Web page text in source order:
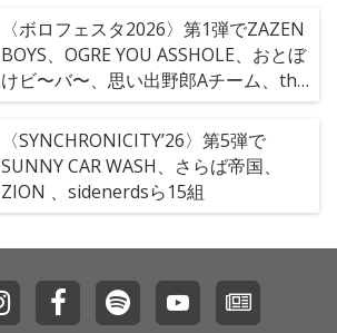
〈ボロフェスタ2026〉第1弾でZAZEN
BOYS、OGRE YOU ASSHOLE、おとぼ
けビ〜バ〜、思い出野郎Aチーム、the
bercedes menz、奇妙礼太郎BAND、
TENDOUJI、yaginiwaら26組
〈SYNCHRONICITY’26〉第5弾で
SUNNY CAR WASH、さらば帝国、
ZION 、sidenerdsら15組